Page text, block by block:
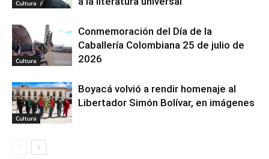
Cultura
Cultura
Conmemoración del Día de la
Caballería Colombiana 25 de julio de
2026
Cultura
Boyacá volvió a rendir homenaje al
Libertador Simón Bolívar, en imágenes